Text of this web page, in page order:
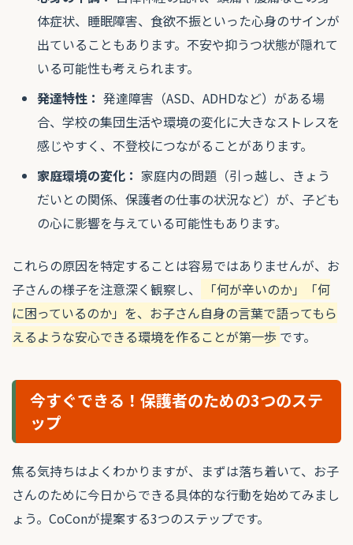
体症状、睡眠障害、食欲不振といった心身のサインが
出ていることもあります。不安や抑うつ状態が隠れて
いる可能性も考えられます。
発達特性： 発達障害（ASD、ADHDなど）がある場
合、学校の集団生活や環境の変化に大きなストレスを
感じやすく、不登校につながることがあります。
家庭環境の変化： 家庭内の問題（引っ越し、きょう
だいとの関係、保護者の仕事の状況など）が、子ども
の心に影響を与えている可能性もあります。
これらの原因を特定することは容易ではありませんが、お
子さんの様子を注意深く観察し、
「何が辛いのか」「何
に困っているのか」を、お子さん自身の言葉で語ってもら
えるような安心できる環境を作ることが第一歩 です。
今すぐできる！保護者のための3つのステ
ップ
焦る気持ちはよくわかりますが、まずは落ち着いて、お子
さんのために今日からできる具体的な行動を始めてみまし
ょう。CoConが提案する3つのステップです。